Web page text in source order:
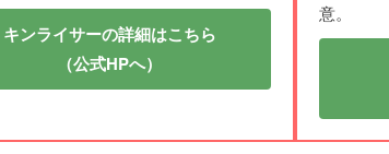
キンライサーの詳細はこちら
（公式HPへ）
意。